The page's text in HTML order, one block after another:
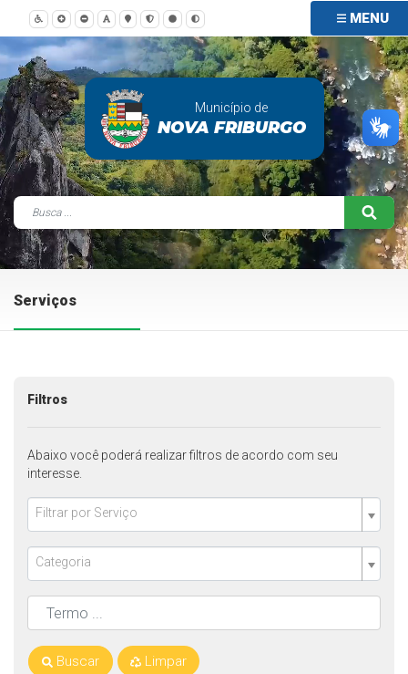
MENU
Município de
NOVA FRIBURGO
Serviços
Filtros
Abaixo você poderá realizar filtros de acordo com seu
interesse.
Filtrar por Serviço
Categoria
Buscar Limpar